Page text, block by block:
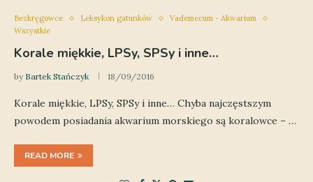
Bezkręgowce Leksykon gatunków
Vademecum - Akwarium
Wszystkie
Korale miękkie, LPSy, SPSy i inne…
by Bartek Stańczyk 18/09/2016
Korale miękkie, LPSy, SPSy i inne… Chyba najczęstszym
powodem posiadania akwarium morskiego są koralowce – …
READ MORE